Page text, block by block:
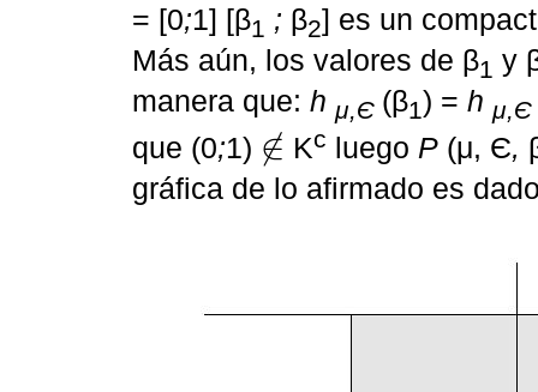
= [0;1] [β1 ; β2] es un
Más aún, los valores de β1 y
manera que: h μ,Є (β1) = h μ,Є
que (0;1) ∉
∉ Kc luego P (μ, Є,
gráfica de lo afirmado es